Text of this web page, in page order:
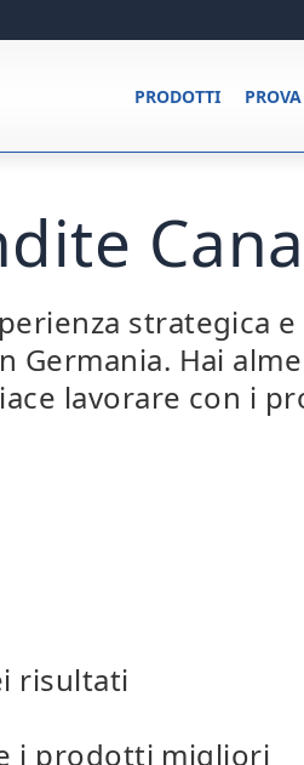
PRODOTTI
strategica
Hai
lavorare con i
risultati
i prodotti migliori